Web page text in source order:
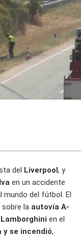
del Liverpool, y
en un accidente
mundo del fútbol. El
sobre la autovía A-
Lamborghini en el
y se incendió,